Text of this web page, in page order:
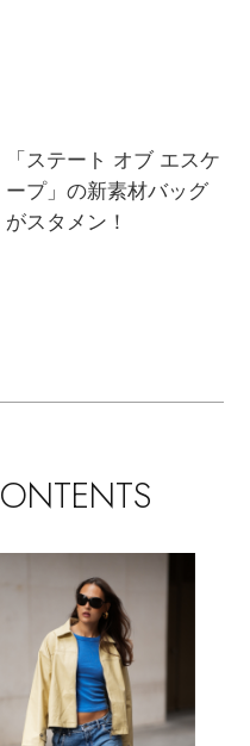
フシーエル」の
Loop
式アプリ
「ステート オブ エスケ
ープ」の新素材バッグ
がスタメン！